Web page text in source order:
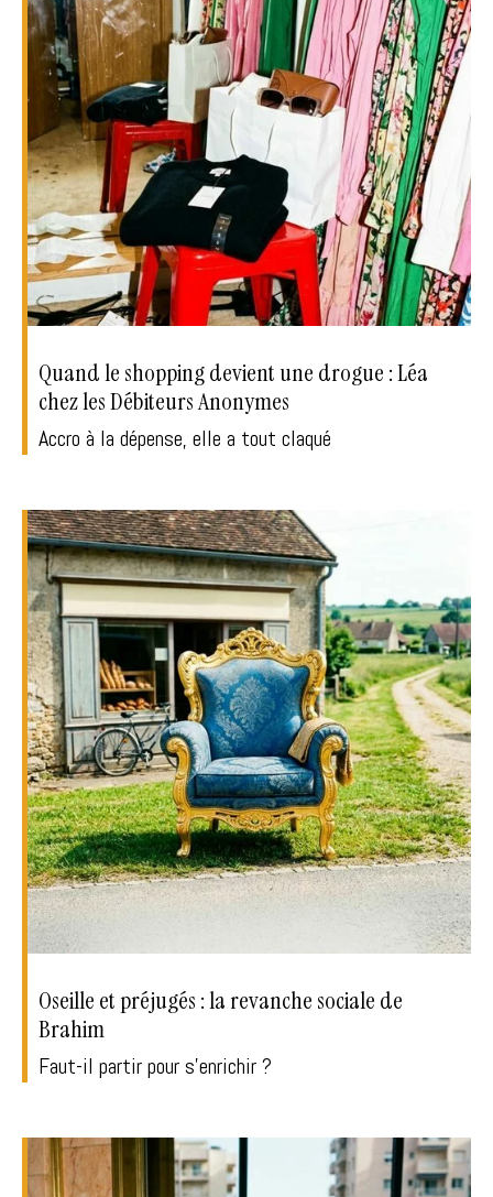
Quand le shopping devient une drogue : Léa
chez les Débiteurs Anonymes
Accro à la dépense, elle a tout claqué
Oseille et préjugés : la revanche sociale de
Brahim
Faut-il partir pour s'enrichir ?